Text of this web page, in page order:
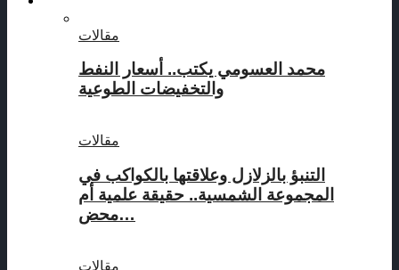
مقالات
محمد العسومي يكتب.. أسعار النفط
والتخفيضات الطوعية
مقالات
التنبؤ بالزلازل وعلاقتها بالكواكب في
المجموعة الشمسية.. حقيقة علمية أم
محض…
مقالات